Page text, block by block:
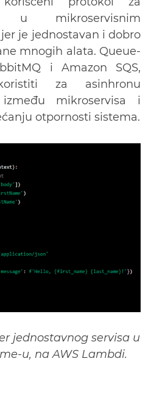
u mikroservisnim
je jednostavan i dobro
mnogih alata. Queue-
i Amazon SQS,
za asinhronu
mikroservisa i
otpornosti sistema.
jednostavnog servisa u
u, na AWS Lambdi.